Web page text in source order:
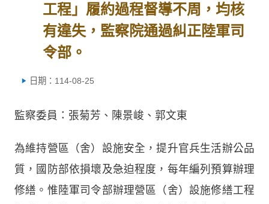
工程」履約過程督導不周，均核
有違失，監察院通過糾正陸軍司
令部。
日期：114-08-25
監察委員：張菊芳、陳景峻、郭文東
為維持營區（舍）設施安全，提升官兵生活辦公品
質，國防部依損壞及急迫程度，每年編列預算辦理
修繕。惟陸軍司令部辦理營區（舍）設施修繕工程